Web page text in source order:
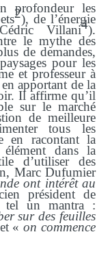
profondeur les
2), de l’énergie
Villani4).
le mythe des
de demandes,
pour les
et professeur à
apportant de la
Il affirme qu’il
sur le marché
de meilleure
tous les
en racontant la
dans la
d’utiliser des
Marc Dufumier
ont intérêt au
président de
tel un mantra :
sur des feuilles
et «on commence